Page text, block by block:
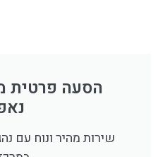
הסעה פרטית
שירות מהיר ונוח עם